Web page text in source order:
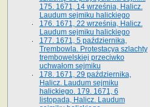
175. 1671, 14 września, Halicz.
Laudum sejmiku halickiego
176. 1671, 22 września, Halicz.
Laudum sejmiku halickiego
177. 1671, 5 października,
Trembowla. Protestacya szlachty
trembowelskiej przeciwko
uchwałom sejmiku
178. 1671, 29 października,
Halicz. Laudum sejmiku
halickiego. 179. 1671, 6
listopada, Halicz. Laudum